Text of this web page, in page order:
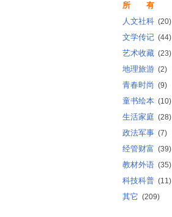
所 有
人文社科 (20)
文学传记 (44)
艺术收藏 (23)
地理旅游 (2)
青春时尚 (9)
童书绘本 (10)
生活家庭 (28)
政法军事 (7)
经管财富 (39)
教材外语 (35)
科技科普 (11)
其它 (209)